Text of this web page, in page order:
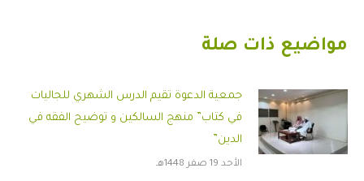
مواضيع ذات صلة
جمعية الدعوة تقيم الدرس الشهري للجاليات
في كتاب” منهج السالكين و توضيح الفقه في
الدين”
الأحد 19 صفر 1448هـ